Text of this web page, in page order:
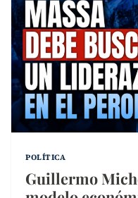
POLÍTICA
Guillermo